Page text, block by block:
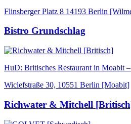
Flinsberger Platz 8 14193 Berlin
Bistro Grundschlag
HuD: Britisches Restaurant in Moabit
Wiclefstraße 30, 10551 Berlin [Moabit]
Richwater & Mitchell